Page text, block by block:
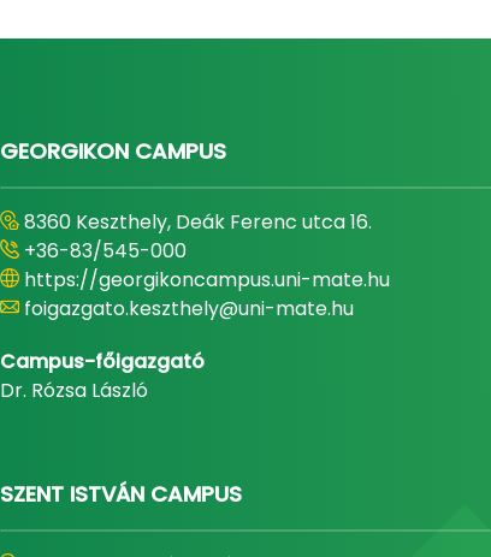
GEORGIKON CAMPUS
8360 Keszthely, Deák Ferenc utca 16.
+36-83/545-000
https://georgikoncampus.uni-mate.hu
foigazgato.keszthely@uni-mate.hu
Campus-főigazgató
Dr. Rózsa László
SZENT ISTVÁN CAMPUS